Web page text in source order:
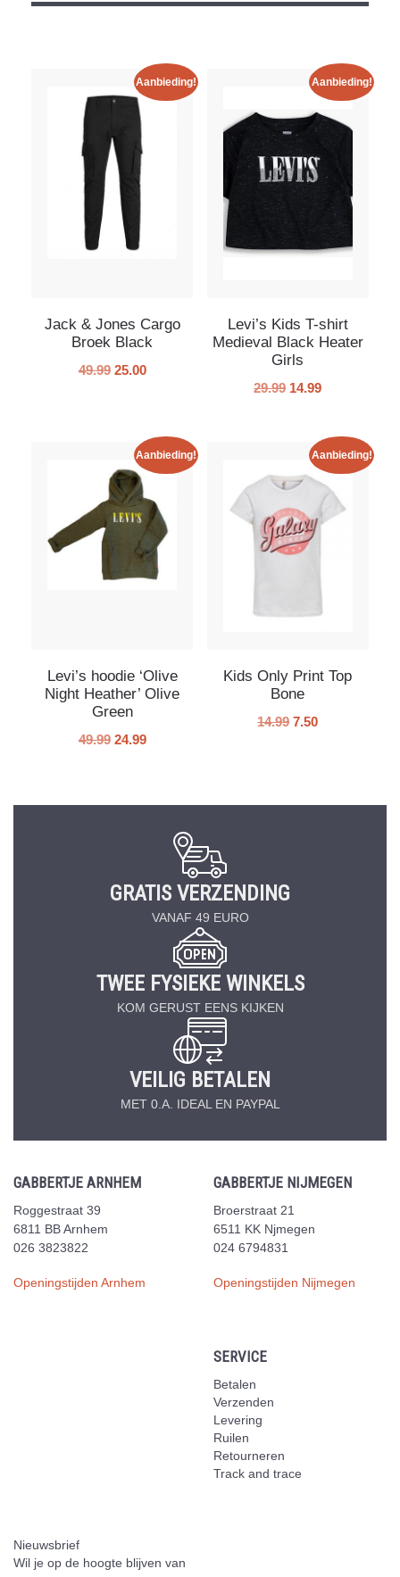
Aanbieding!
Jack & Jones Cargo
Broek Black
49.99 25.00
Aanbieding!
Levi’s Kids T-shirt
Medieval Black Heater
Girls
29.99 14.99
Aanbieding!
Levi’s hoodie ‘Olive
Night Heather’ Olive
Green
49.99 24.99
Aanbieding!
Kids Only Print Top
Bone
14.99 7.50
GRATIS VERZENDING
VANAF 49 EURO
TWEE FYSIEKE WINKELS
KOM GERUST EENS KIJKEN
VEILIG BETALEN
MET 0.A. IDEAL EN PAYPAL
GABBERTJE ARNHEM
Roggestraat 39
6811 BB Arnhem
026 3823822
Openingstijden Arnhem
GABBERTJE NIJMEGEN
Broerstraat 21
6511 KK Njmegen
024 6794831
Openingstijden Nijmegen
SERVICE
Betalen
Verzenden
Levering
Ruilen
Retourneren
Track and trace
Nieuwsbrief
Wil je op de hoogte blijven van